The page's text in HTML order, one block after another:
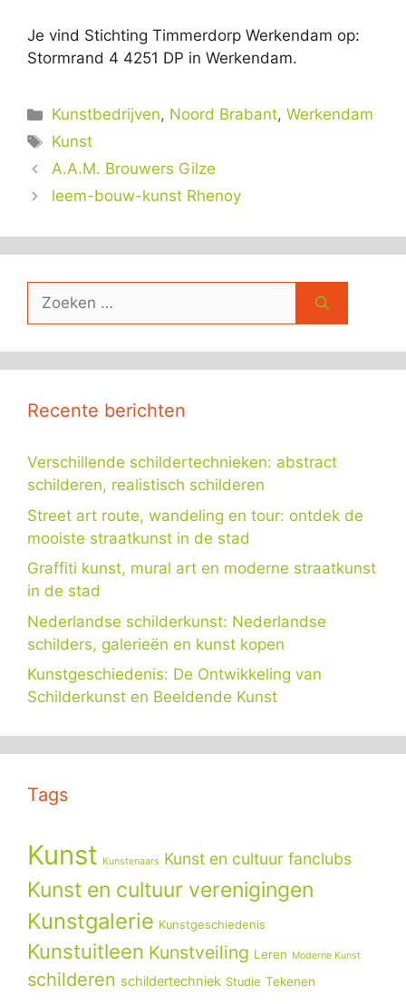
Je vind Stichting Timmerdorp Werkendam op:
Stormrand 4 4251 DP in Werkendam.
Categorieën
Kunstbedrijven, Noord Brabant,Werkendam
Tags
Kunst
A.A.M. Brouwers Gilze
leem-bouw-kunst Rhenoy
Zoek
Recente berichten
Verschillende schildertechnieken: abstract
schilderen, realistisch schilderen
Street art route, wandeling en tour: ontdek de
mooiste straatkunst in de stad
Graffiti kunst, mural art en moderne straatkunst
in de stad
Nederlandse schilderkunst: Nederlandse
schilders, galerieën en kunst kopen
Kunstgeschiedenis: De Ontwikkeling van
Schilderkunst en Beeldende Kunst
Tags
Kunst Kunstenaars Kunst en cultuur fanclubs
Kunst en cultuur verenigingen
Kunstgalerie Kunstgeschiedenis
Kunstuitleen Kunstveiling Leren Moderne Kunst
schilderen schildertechniek Studie Tekenen